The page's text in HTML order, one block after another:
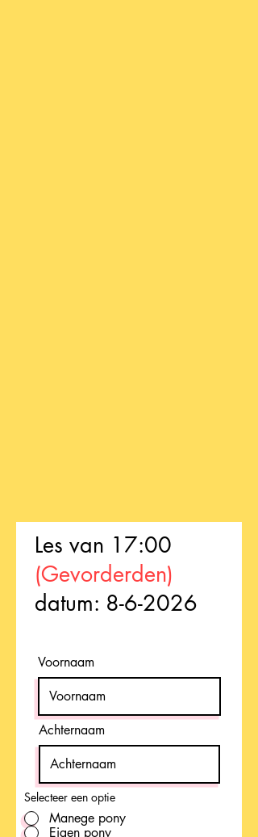
Les van 17:00
(Gevorderden)
datum: 8-6-2026
Voornaam
Achternaam
Selecteer een optie
Manege pony
Eigen pony